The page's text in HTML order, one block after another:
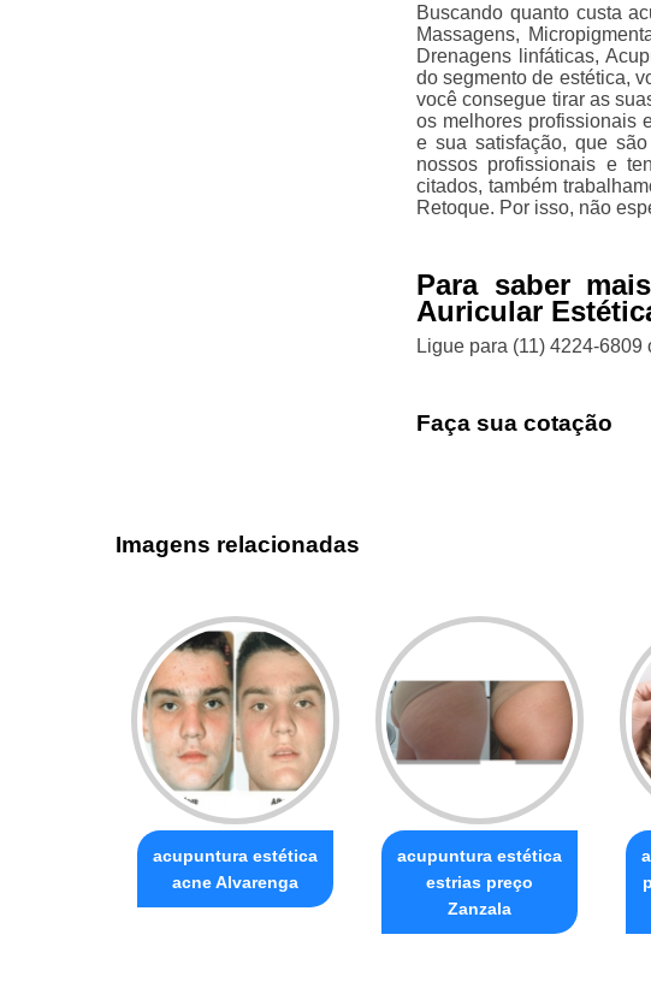
Buscando quanto custa
Massagens,
Drenagens linfáticas,
do segmento de estética,
você consegue tirar as
os melhores profissionais
e sua satisfação, que
nossos profissionais e
citados, também
Retoque. Por isso, não
Para saber
Auricular
Ligue para (11) 4224-6809
Faça sua cotação
Imagens relacionadas
acupuntura estética
acne Alvarenga
acupuntura estética
estrias preço
Zanzala